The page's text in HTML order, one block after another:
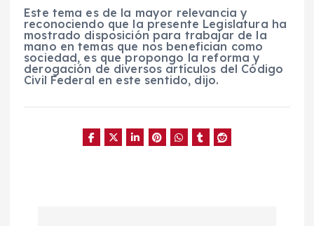
Este tema es de la mayor relevancia y
reconociendo que la presente Legislatura ha
mostrado disposición para trabajar de la
mano en temas que nos benefician como
sociedad, es que propongo la reforma y
derogación de diversos artículos del Código
Civil Federal en este sentido, dijo.